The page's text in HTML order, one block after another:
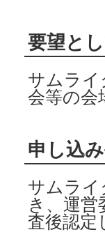
要望と
サムライ
会等の会
申し込
サムライ
き、運
査後認定